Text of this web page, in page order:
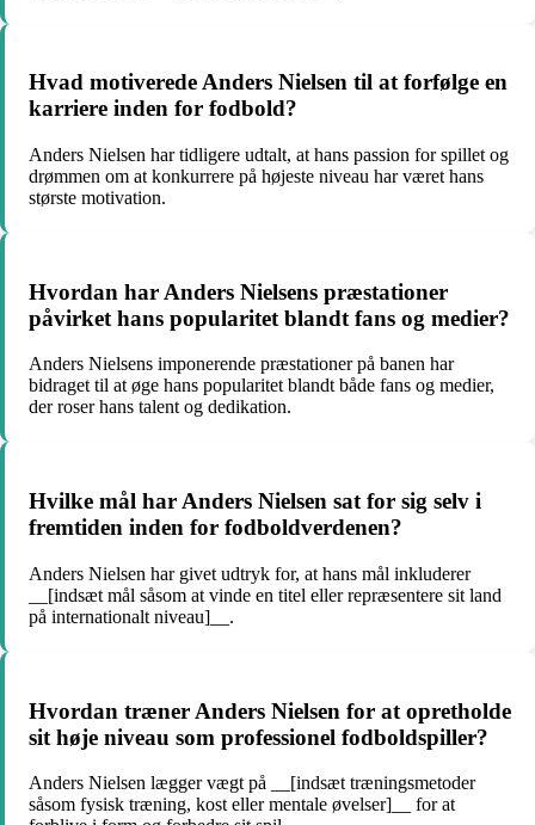
Hvad motiverede Anders Nielsen til at forfølge en
karriere inden for fodbold?
Anders Nielsen har tidligere udtalt, at hans passion for spillet og
drømmen om at konkurrere på højeste niveau har været hans
største motivation.
Hvordan har Anders Nielsens præstationer
påvirket hans popularitet blandt fans og medier?
Anders Nielsens imponerende præstationer på banen har
bidraget til at øge hans popularitet blandt både fans og medier,
der roser hans talent og dedikation.
Hvilke mål har Anders Nielsen sat for sig selv i
fremtiden inden for fodboldverdenen?
Anders Nielsen har givet udtryk for, at hans mål inkluderer
__[indsæt mål såsom at vinde en titel eller repræsentere sit land
på internationalt niveau]__.
Hvordan træner Anders Nielsen for at opretholde
sit høje niveau som professionel fodboldspiller?
Anders Nielsen lægger vægt på __[indsæt træningsmetoder
såsom fysisk træning, kost eller mentale øvelser]__ for at